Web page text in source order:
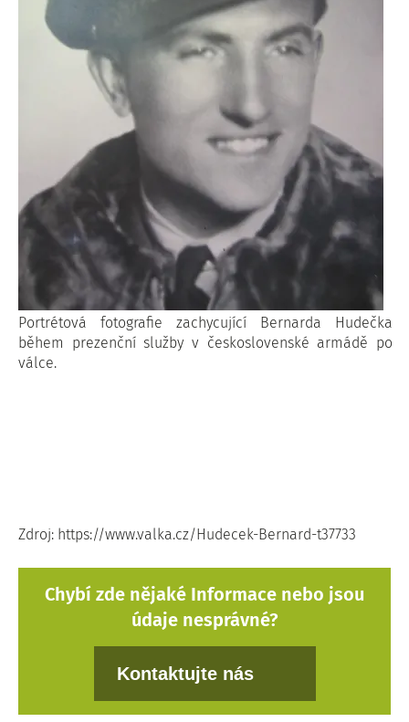
Portrétová fotografie zachycující Bernarda Hudečka
během prezenční služby v československé armádě po
válce.
Zdroj: https://www.valka.cz/Hudecek-Bernard-t37733
Chybí zde nějaké Informace nebo jsou
údaje nesprávné?
Kontaktujte nás